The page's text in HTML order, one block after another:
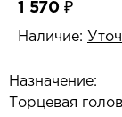
1 570 ₽
Наличие:
Назначение:
Торцевая